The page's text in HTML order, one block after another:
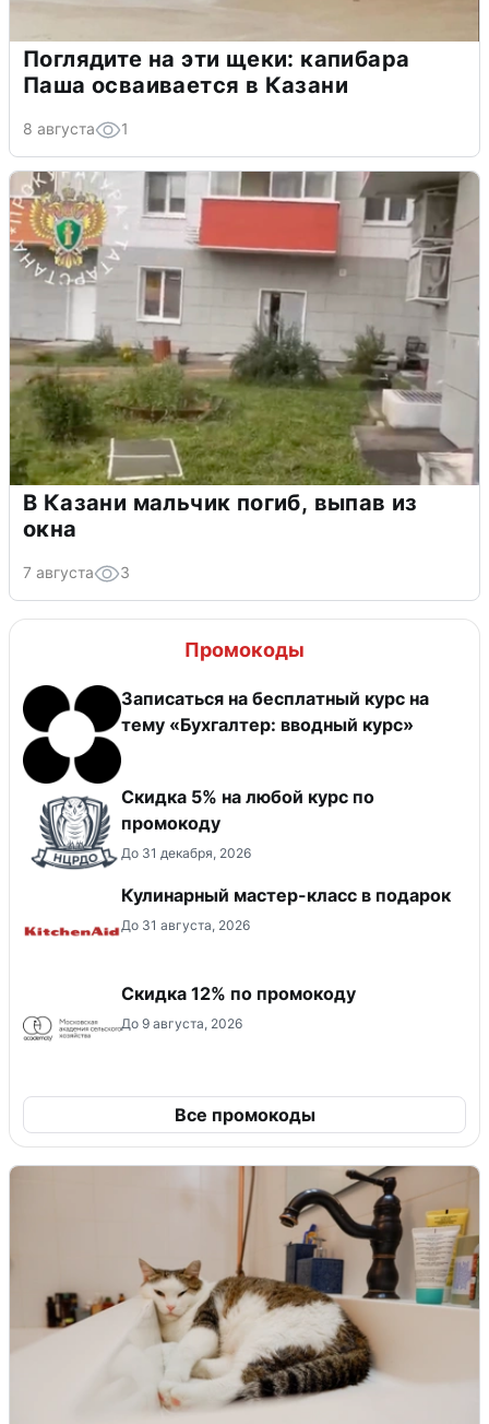
Поглядите на эти щеки: капибара
Паша осваивается в Казани
8 августа 1
В Казани мальчик погиб, выпав из
окна
7 августа 3
Промокоды
Записаться на бесплатный курс на
тему «Бухгалтер: вводный курс»
Скидка 5% на любой курс по
промокоду
До 31 декабря, 2026
Кулинарный мастер-класс в подарок
До 31 августа, 2026
Скидка 12% по промокоду
До 9 августа, 2026
Все промокоды